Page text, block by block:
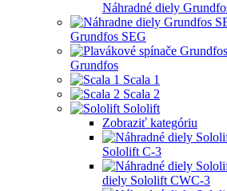
Náhradné diely
Grundfos SEG
Grundfos
Scala 1
Scala 2
Sololift
Zobraziť kategóriu
Sololift C-3
diely Sololift CWC-3